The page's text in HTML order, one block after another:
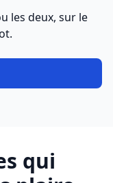
les deux, sur le
qui